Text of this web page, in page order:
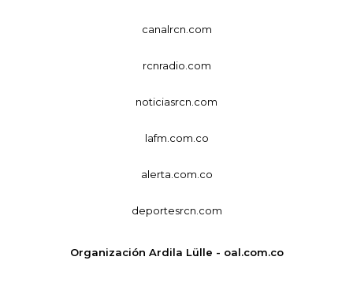
canalrcn.com
rcnradio.com
noticiasrcn.com
lafm.com.co
alerta.com.co
deportesrcn.com
Organización Ardila Lülle - oal.com.co